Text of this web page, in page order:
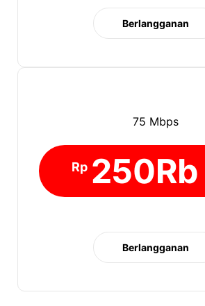
Berlangganan
75 Mbps
Rp 250Rb
Berlangganan